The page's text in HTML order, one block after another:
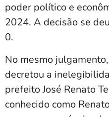
poder político e
2024. A decisão se
0.
No mesmo
decretou a
prefeito José Renato
conhecido como